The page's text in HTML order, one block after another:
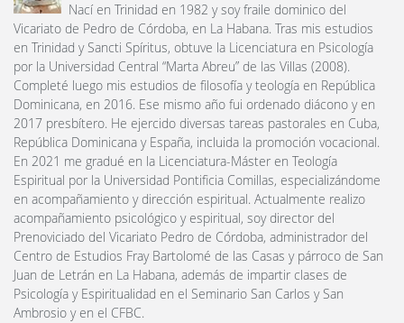
Nací en Trinidad en 1982 y soy fraile dominico del
Vicariato de Pedro de Córdoba, en La Habana. Tras mis estudios
en Trinidad y Sancti Spíritus, obtuve la Licenciatura en Psicología
por la Universidad Central “Marta Abreu” de las Villas (2008).
Completé luego mis estudios de filosofía y teología en República
Dominicana, en 2016. Ese mismo año fui ordenado diácono y en
2017 presbítero. He ejercido diversas tareas pastorales en Cuba,
República Dominicana y España, incluida la promoción vocacional.
En 2021 me gradué en la Licenciatura-Máster en Teología
Espiritual por la Universidad Pontificia Comillas, especializándome
en acompañamiento y dirección espiritual. Actualmente realizo
acompañamiento psicológico y espiritual, soy director del
Prenoviciado del Vicariato Pedro de Córdoba, administrador del
Centro de Estudios Fray Bartolomé de las Casas y párroco de San
Juan de Letrán en La Habana, además de impartir clases de
Psicología y Espiritualidad en el Seminario San Carlos y San
Ambrosio y en el CFBC.